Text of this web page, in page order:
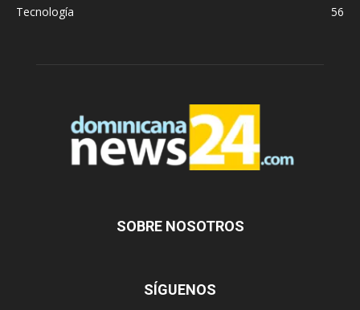
Tecnología
56
SOBRE NOSOTROS
SÍGUENOS